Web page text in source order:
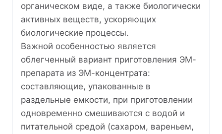
органическом виде, а также биологически
активных веществ, ускоряющих
биологические процессы.
Важной особенностью является
облегченный вариант приготовления ЭМ-
препарата из ЭМ-концентрата:
составляющие, упакованные в
раздельные емкости, при приготовлении
одновременно смешиваются с водой и
питательной средой (сахаром, вареньем,